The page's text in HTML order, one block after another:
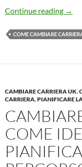
Continue reading →
COME CAMBIARE
CAMBIARE CARRIERA UK,
CARRIERA,PIANIFICARE
COME